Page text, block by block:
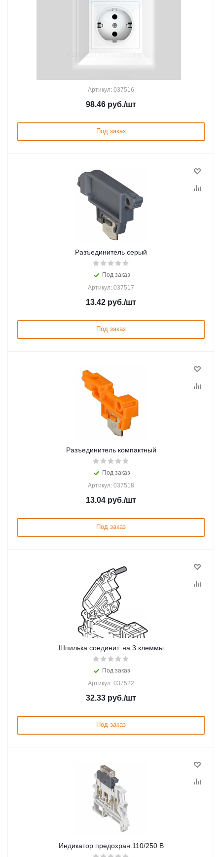
Разъединитель д/нейтрали
Артикул: 037516
98.46 руб./шт
Под заказ
Разъединитель серый
Под заказ
Артикул: 037517
13.42 руб./шт
Под заказ
Разъединитель компактный
Под заказ
Артикул: 037518
13.04 руб./шт
Под заказ
Шпилька соединит. на 3 клеммы
Под заказ
Артикул: 037522
32.33 руб./шт
Под заказ
Индикатор предохран.110/250 В